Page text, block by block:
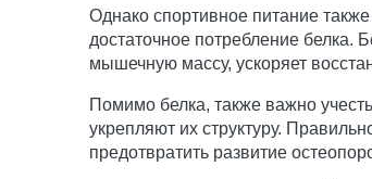
Однако спортивное питание
достаточное потребление белка.
мышечную массу, ускоряет
Помимо белка, также важно
укрепляют их структуру.
предотвратить развитие